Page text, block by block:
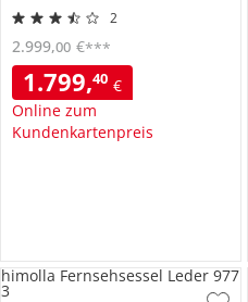
2
1.799,40 €
Online zum
Kundenkartenpreis
2.999,00 €***
himolla Fernsehsessel Leder 977
3